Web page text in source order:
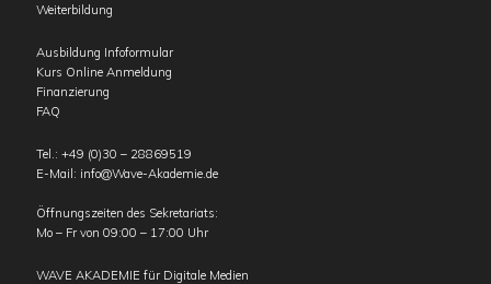
Weiterbildung
Ausbildung Infoformular
Kurs Online Anmeldung
Finanzierung
FAQ
Tel.: +49 (0)30 – 28869519
E-Mail: info@Wave-Akademie.de
Öffnungszeiten des Sekretariats:
Mo – Fr von 09:00 – 17:00 Uhr
WAVE AKADEMIE für Digitale Medien